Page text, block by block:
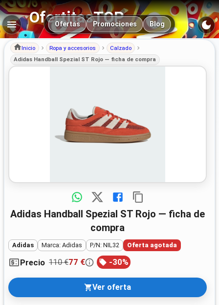
OfertitasTOP
Navegación principal
Ofertas Promociones Blog
Inicio Ropa y accesorios
Calzado
Adidas Handball Spezial ST Rojo — ficha de compra
Adidas Handball Spezial ST Rojo — ficha de
compra
Adidas Marca: Adidas P/N: NIL32 Oferta agotada
Precio 110 €77 € -30%
Ver oferta